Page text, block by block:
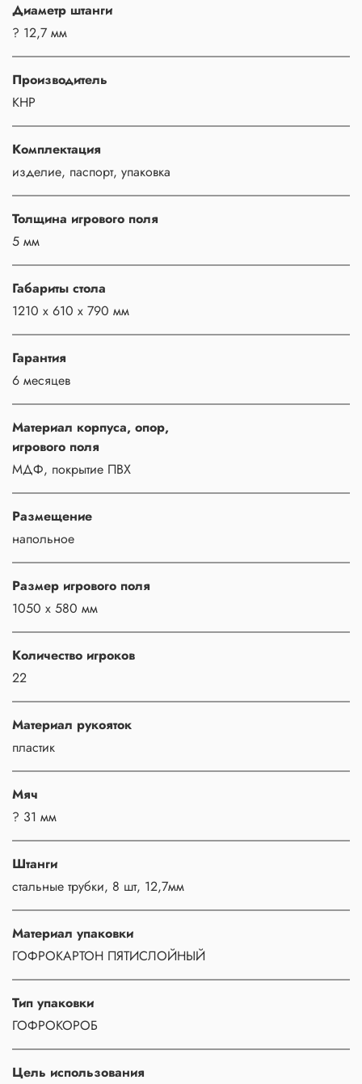
Диаметр штанги
? 12,7 мм
Производитель
КНР
Комплектация
изделие, паспорт, упаковка
Толщина игрового поля
5 мм
Габариты стола
1210 x 610 x 790 мм
Гарантия
6 месяцев
Материал корпуса, опор,
игрового поля
МДФ, покрытие ПВХ
Размещение
напольное
Размер игрового поля
1050 х 580 мм
Количество игроков
22
Материал рукояток
пластик
Мяч
? 31 мм
Штанги
стальные трубки, 8 шт, 12,7мм
Материал упаковки
ГОФРОКАРТОН ПЯТИСЛОЙНЫЙ
Тип упаковки
ГОФРОКОРОБ
Цель использования